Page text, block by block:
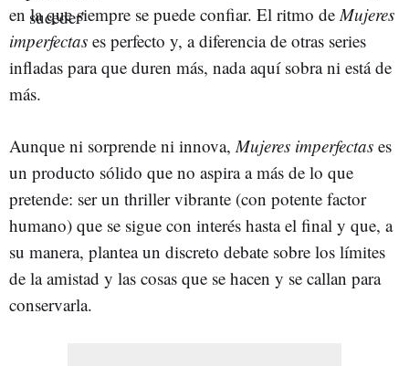
en la que siempre se puede confiar. El ritmo de Mujeres
imperfectas es perfecto y, a diferencia de otras series
infladas para que duren más, nada aquí sobra ni está de
más.
Aunque ni sorprende ni innova, Mujeres imperfectas es
un producto sólido que no aspira a más de lo que
pretende: ser un thriller vibrante (con potente factor
humano) que se sigue con interés hasta el final y que, a
su manera, plantea un discreto debate sobre los límites
de la amistad y las cosas que se hacen y se callan para
conservarla.